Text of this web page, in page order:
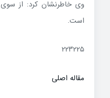
است.
۲۲۳۲۲۵
مقاله اصلی